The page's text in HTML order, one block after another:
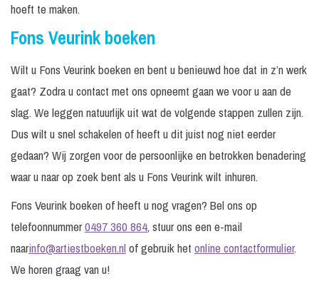
hoeft te maken.
Fons Veurink boeken
Wilt u Fons Veurink boeken en bent u benieuwd hoe dat in z’n werk
gaat? Zodra u contact met ons opneemt gaan we voor u aan de
slag. We leggen natuurlijk uit wat de volgende stappen zullen zijn.
Dus wilt u snel schakelen of heeft u dit juist nog niet eerder
gedaan? Wij zorgen voor de persoonlijke en betrokken benadering
waar u naar op zoek bent als u Fons Veurink wilt inhuren.
Fons Veurink boeken of heeft u nog vragen? Bel ons op
telefoonnummer0497 360 864, stuur ons een e-mail
naarinfo@artiestboeken.nlof gebruik het online contactformulier.
We horen graag van u!